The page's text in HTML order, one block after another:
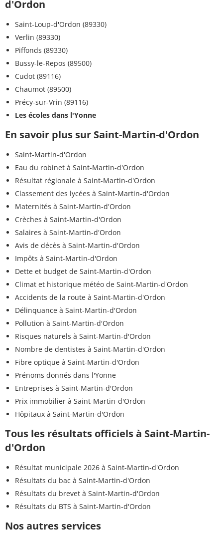
d'Ordon
Saint-Loup-d'Ordon (89330)
Verlin (89330)
Piffonds (89330)
Bussy-le-Repos (89500)
Cudot (89116)
Chaumot (89500)
Précy-sur-Vrin (89116)
Les écoles dans l'Yonne
En savoir plus sur Saint-Martin-d'Ordon
Saint-Martin-d'Ordon
Eau du robinet à Saint-Martin-d'Ordon
Résultat régionale à Saint-Martin-d'Ordon
Classement des lycées à Saint-Martin-d'Ordon
Maternités à Saint-Martin-d'Ordon
Crèches à Saint-Martin-d'Ordon
Salaires à Saint-Martin-d'Ordon
Avis de décès à Saint-Martin-d'Ordon
Impôts à Saint-Martin-d'Ordon
Dette et budget de Saint-Martin-d'Ordon
Climat et historique météo de Saint-Martin-d'Ordon
Accidents de la route à Saint-Martin-d'Ordon
Délinquance à Saint-Martin-d'Ordon
Pollution à Saint-Martin-d'Ordon
Risques naturels à Saint-Martin-d'Ordon
Nombre de dentistes à Saint-Martin-d'Ordon
Fibre optique à Saint-Martin-d'Ordon
Prénoms donnés dans l'Yonne
Entreprises à Saint-Martin-d'Ordon
Prix immobilier à Saint-Martin-d'Ordon
Hôpitaux à Saint-Martin-d'Ordon
Tous les résultats officiels à Saint-Martin-
d'Ordon
Résultat municipale 2026 à Saint-Martin-d'Ordon
Résultats du bac à Saint-Martin-d'Ordon
Résultats du brevet à Saint-Martin-d'Ordon
Résultats du BTS à Saint-Martin-d'Ordon
Nos autres services